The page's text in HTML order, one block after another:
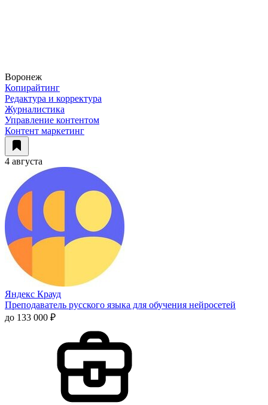
Воронеж
Копирайтинг
Редактура и корректура
Журналистика
Управление контентом
Контент маркетинг
4 августа
Яндекс Крауд
Преподаватель русского языка для обучения нейросетей
до 133 000 ₽